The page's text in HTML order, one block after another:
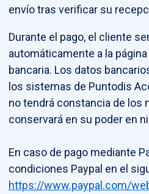
envío tras verificar su
Durante el pago, el cliente
automáticamente a la
bancaria. Los datos
los sistemas de Puntodis
no tendrá constancia de los
conservará en su poder en
En caso de pago mediante
condiciones Paypal en el
https://www.paypal.com/